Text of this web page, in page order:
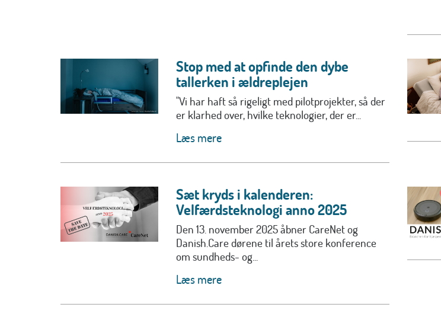
Stop med at opfinde den dybe
tallerken i ældreplejen
"Vi har haft så rigeligt med pilotprojekter, så der
er klarhed over, hvilke teknologier, der er...
Læs mere
Sæt kryds i kalenderen:
Velfærdsteknologi anno 2025
Den 13. november 2025 åbner CareNet og
Danish.Care dørene til årets store konference
om sundheds- og...
Læs mere